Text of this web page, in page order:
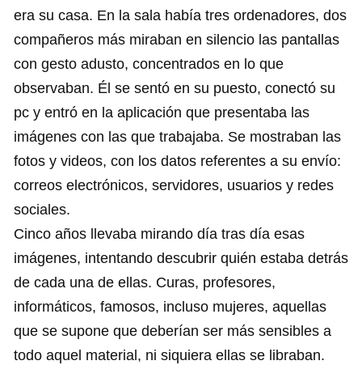
era su casa. En la sala había tres ordenadores, dos
compañeros más miraban en silencio las pantallas
con gesto adusto, concentrados en lo que
observaban. Él se sentó en su puesto, conectó su
pc y entró en la aplicación que presentaba las
imágenes con las que trabajaba. Se mostraban las
fotos y videos, con los datos referentes a su envío:
correos electrónicos, servidores, usuarios y redes
sociales.
Cinco años llevaba mirando día tras día esas
imágenes, intentando descubrir quién estaba detrás
de cada una de ellas. Curas, profesores,
informáticos, famosos, incluso mujeres, aquellas
que se supone que deberían ser más sensibles a
todo aquel material, ni siquiera ellas se libraban.